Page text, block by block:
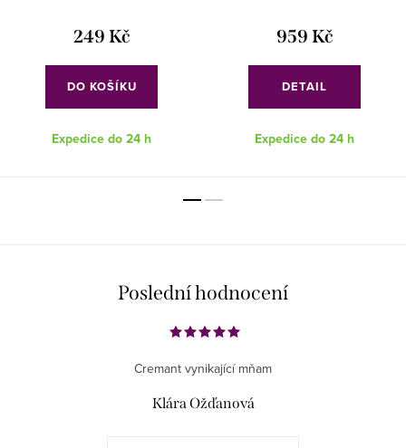
249 Kč
DO KOŠÍKU
Expedice do 24 h
959 Kč
DETAIL
Expedice do 24 h
Poslední hodnocení
Cremant vynikající mňam
Klára Ožďanová